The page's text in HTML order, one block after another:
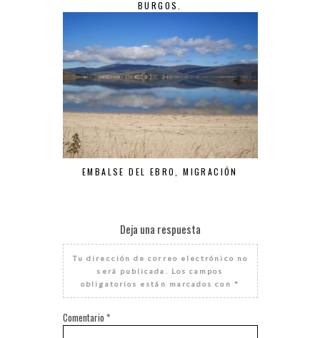
BURGOS.
EMBALSE DEL EBRO, MIGRACIÓN
Deja una respuesta
Tu dirección de correo electrónico no
será publicada.
Los campos
obligatorios están marcados con *
Comentario *